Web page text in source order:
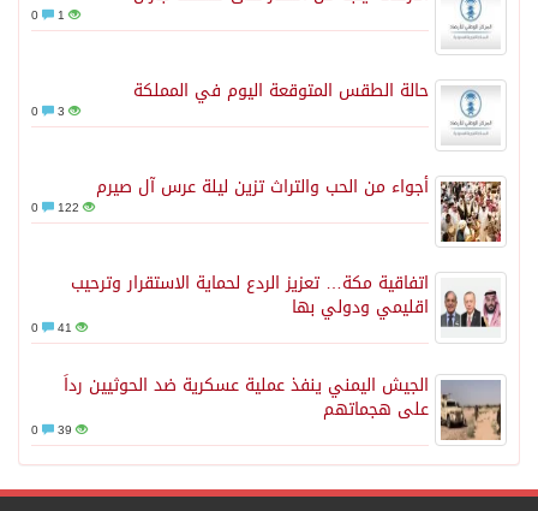
1
حالة الطقس المتوقعة اليوم في المملكة
3
أجواء من الحب والتراث تزين ليلة عرس آل صيرم
122
اتفاقية مكة… تعزيز الردع لحماية الاستقرار وترحيب
اقليمي ودولي بها
41
الجيش اليمني ينفذ عملية عسكرية ضد الحوثيين رداً
على هجماتهم
39